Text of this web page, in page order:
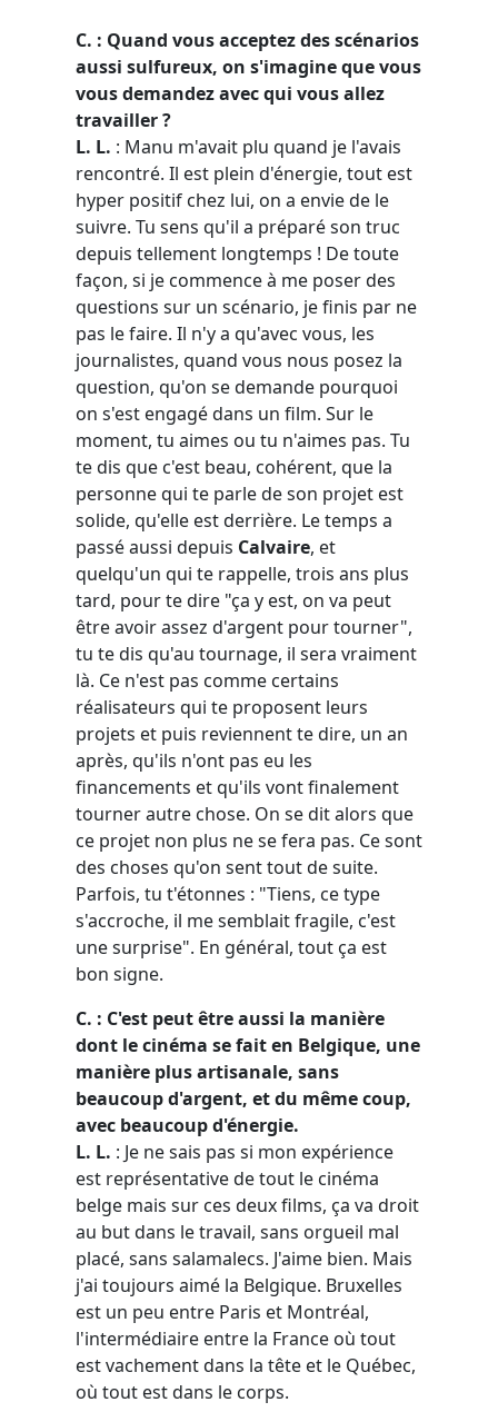
C. : Quand vous acceptez des scénarios
aussi sulfureux, on s'imagine que vous
vous demandez avec qui vous allez
travailler ?
L. L. : Manu m'avait plu quand je l'avais
rencontré. Il est plein d'énergie, tout est
hyper positif chez lui, on a envie de le
suivre. Tu sens qu'il a préparé son truc
depuis tellement longtemps ! De toute
façon, si je commence à me poser des
questions sur un scénario, je finis par ne
pas le faire. Il n'y a qu'avec vous, les
journalistes, quand vous nous posez la
question, qu'on se demande pourquoi
on s'est engagé dans un film. Sur le
moment, tu aimes ou tu n'aimes pas. Tu
te dis que c'est beau, cohérent, que la
personne qui te parle de son projet est
solide, qu'elle est derrière. Le temps a
passé aussi depuis Calvaire, et
quelqu'un qui te rappelle, trois ans plus
tard, pour te dire "ça y est, on va peut
être avoir assez d'argent pour tourner",
tu te dis qu'au tournage, il sera vraiment
là. Ce n'est pas comme certains
réalisateurs qui te proposent leurs
projets et puis reviennent te dire, un an
après, qu'ils n'ont pas eu les
financements et qu'ils vont finalement
tourner autre chose. On se dit alors que
ce projet non plus ne se fera pas. Ce sont
des choses qu'on sent tout de suite.
Parfois, tu t'étonnes : "Tiens, ce type
s'accroche, il me semblait fragile, c'est
une surprise". En général, tout ça est
bon signe.
C. : C'est peut être aussi la manière
dont le cinéma se fait en Belgique, une
manière plus artisanale, sans
beaucoup d'argent, et du même coup,
avec beaucoup d'énergie.
L. L. : Je ne sais pas si mon expérience
est représentative de tout le cinéma
belge mais sur ces deux films, ça va droit
au but dans le travail, sans orgueil mal
placé, sans salamalecs. J'aime bien. Mais
j'ai toujours aimé la Belgique. Bruxelles
est un peu entre Paris et Montréal,
l'intermédiaire entre la France où tout
est vachement dans la tête et le Québec,
où tout est dans le corps.